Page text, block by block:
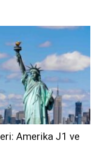
Amerika J1 ve